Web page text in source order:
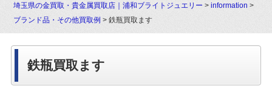
埼玉県の金買取・貴金属買取店｜浦和ブライトジュエリー >information >
ブランド品・その他買取例 > 鉄瓶買取ます
鉄瓶買取ます